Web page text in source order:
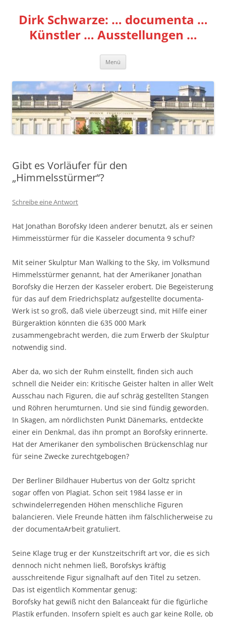
springen
Dirk Schwarze: … documenta …
Künstler … Ausstellungen …
Menü
Gibt es Vorläufer für den
„Himmelsstürmer“?
Schreibe eine Antwort
Hat Jonathan Borofsky Ideen anderer benutzt, als er seinen
Himmeisstürmer für die Kasseler documenta 9 schuf?
Mit seiner Skulptur Man Walking to the Sky, im Volksmund
Himmelsstürmer genannt, hat der Amerikaner Jonathan
Borofsky die Herzen der Kasseler erobert. Die Begeisterung
für das auf dem Friedrichsplatz aufgestellte documenta-
Werk ist so groß, daß viele überzeugt sind, mit Hilfe einer
Bürgeraktion könnten die 635 000 Mark
zusammengebracht werden, die zum Erwerb der Skulptur
notwendig sind.
Aber da, wo sich der Ruhm einstellt, finden sich auch
schnell die Neider ein: Kritische Geister halten in aller Welt
Ausschau nach Figuren, die auf schräg gestellten Stangen
und Röhren herumturnen. Und sie sind fündig geworden.
In Skagen, am nördlichsten Punkt Dänemarks, entdeckte
einer ein Denkmal, das ihn prompt an Borofsky erinnerte.
Hat der Amerikaner den symbolischen Brückenschlag nur
für seine Zwecke zurechtgebogen?
Der Berliner Bildhauer Hubertus von der Goltz spricht
sogar offen von Plagiat. Schon seit 1984 lasse er in
schwindelerregenden Höhen menschliche Figuren
balancieren. Viele Freunde hätten ihm fälschlicherweise zu
der documentaArbeit gratuliert.
Seine Klage trug er der Kunstzeitschrift art vor, die es sich
dennoch nicht nehmen ließ, Borofskys kräftig
ausschreitende Figur signalhaft auf den Titel zu setzen.
Das ist eigentlich Kommentar genug:
Borofsky hat gewiß nicht den Balanceakt für die figürliche
Plastik erfunden. Insofern spielt es auch gar keine Rolle, ob